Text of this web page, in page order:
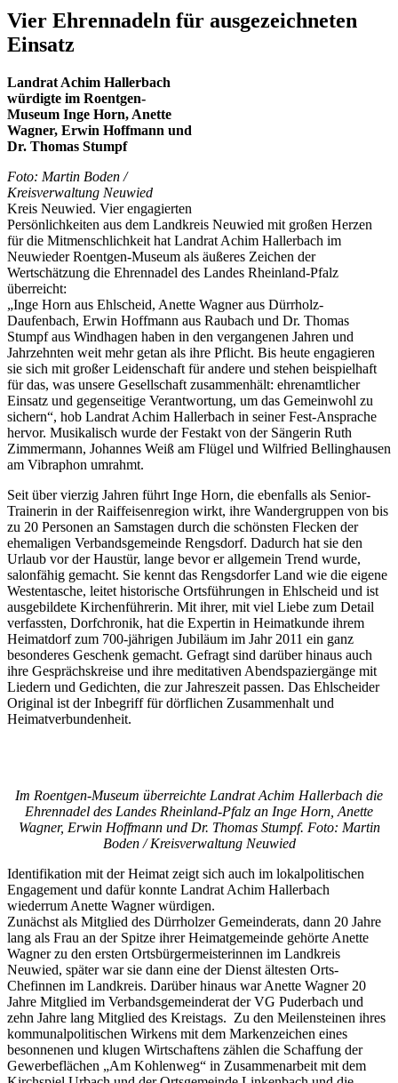
Vier Ehrennadeln für ausgezeichneten
Einsatz
Landrat Achim Hallerbach
würdigte im Roentgen-
Museum Inge Horn, Anette
Wagner, Erwin Hoffmann und
Dr. Thomas Stumpf
Foto: Martin Boden /
Kreisverwaltung Neuwied
Kreis Neuwied. Vier engagierten
Persönlichkeiten aus dem Landkreis Neuwied mit großen Herzen
für die Mitmenschlichkeit hat Landrat Achim Hallerbach im
Neuwieder Roentgen-Museum als äußeres Zeichen der
Wertschätzung die Ehrennadel des Landes Rheinland-Pfalz
überreicht:
„Inge Horn aus Ehlscheid, Anette Wagner aus Dürrholz-
Daufenbach, Erwin Hoffmann aus Raubach und Dr. Thomas
Stumpf aus Windhagen haben in den vergangenen Jahren und
Jahrzehnten weit mehr getan als ihre Pflicht. Bis heute engagieren
sie sich mit großer Leidenschaft für andere und stehen beispielhaft
für das, was unsere Gesellschaft zusammenhält: ehrenamtlicher
Einsatz und gegenseitige Verantwortung, um das Gemeinwohl zu
sichern“, hob Landrat Achim Hallerbach in seiner Fest-Ansprache
hervor. Musikalisch wurde der Festakt von der Sängerin Ruth
Zimmermann, Johannes Weiß am Flügel und Wilfried Bellinghausen
am Vibraphon umrahmt.
Seit über vierzig Jahren führt Inge Horn, die ebenfalls als Senior-
Trainerin in der Raiffeisenregion wirkt, ihre Wandergruppen von bis
zu 20 Personen an Samstagen durch die schönsten Flecken der
ehemaligen Verbandsgemeinde Rengsdorf. Dadurch hat sie den
Urlaub vor der Haustür, lange bevor er allgemein Trend wurde,
salonfähig gemacht. Sie kennt das Rengsdorfer Land wie die eigene
Westentasche, leitet historische Ortsführungen in Ehlscheid und ist
ausgebildete Kirchenführerin. Mit ihrer, mit viel Liebe zum Detail
verfassten, Dorfchronik, hat die Expertin in Heimatkunde ihrem
Heimatdorf zum 700-jährigen Jubiläum im Jahr 2011 ein ganz
besonderes Geschenk gemacht. Gefragt sind darüber hinaus auch
ihre Gesprächskreise und ihre meditativen Abendspaziergänge mit
Liedern und Gedichten, die zur Jahreszeit passen. Das Ehlscheider
Original ist der Inbegriff für dörflichen Zusammenhalt und
Heimatverbundenheit.
Im Roentgen-Museum überreichte Landrat Achim Hallerbach die
Ehrennadel des Landes Rheinland-Pfalz an Inge Horn, Anette
Wagner, Erwin Hoffmann und Dr. Thomas Stumpf. Foto: Martin
Boden / Kreisverwaltung Neuwied
Identifikation mit der Heimat zeigt sich auch im lokalpolitischen
Engagement und dafür konnte Landrat Achim Hallerbach
wiederrum Anette Wagner würdigen.
Zunächst als Mitglied des Dürrholzer Gemeinderats, dann 20 Jahre
lang als Frau an der Spitze ihrer Heimatgemeinde gehörte Anette
Wagner zu den ersten Ortsbürgermeisterinnen im Landkreis
Neuwied, später war sie dann eine der Dienst ältesten Orts-
Chefinnen im Landkreis. Darüber hinaus war Anette Wagner 20
Jahre Mitglied im Verbandsgemeinderat der VG Puderbach und
zehn Jahre lang Mitglied des Kreistags. Zu den Meilensteinen ihres
kommunalpolitischen Wirkens mit dem Markenzeichen eines
besonnenen und klugen Wirtschaftens zählen die Schaffung der
Gewerbeflächen „Am Kohlenweg“ in Zusammenarbeit mit dem